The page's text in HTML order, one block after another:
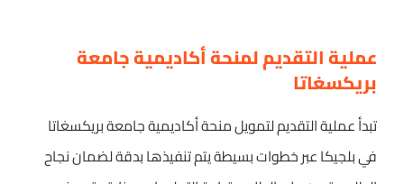
عملية التقديم لمنحة أكاديمية جامعة
بريكسغاتا
تبدأ عملية التقديم لتمويل منحة أكاديمية جامعة بريكسغاتا
في بلجيكا عبر خطوات بسيطة يتم تنفيذها بدقة لضمان نجاح